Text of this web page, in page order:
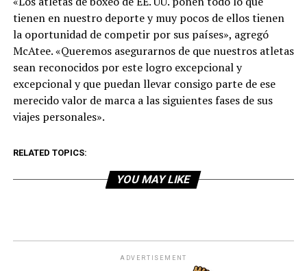
tienen en nuestro deporte y muy pocos de ellos tienen
la oportunidad de competir por sus países», agregó
McAtee. «Queremos asegurarnos de que nuestros atletas
sean reconocidos por este logro excepcional y
excepcional y que puedan llevar consigo parte de ese
merecido valor de marca a las siguientes fases de sus
viajes personales».
RELATED TOPICS:
YOU MAY LIKE
ADVERTISEMENT